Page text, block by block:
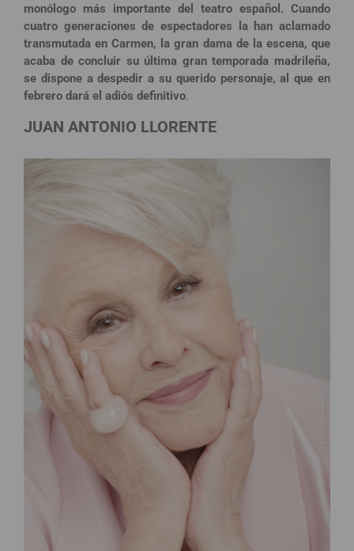
monólogo más importante del teatro español. Cuando
cuatro generaciones de espectadores la han aclamado
transmutada en Carmen, la gran dama de la escena, que
acaba de concluir su última gran temporada madrileña,
se dispone a despedir a su querido personaje, al que en
febrero dará el adiós definitivo.
JUAN ANTONIO LLORENTE